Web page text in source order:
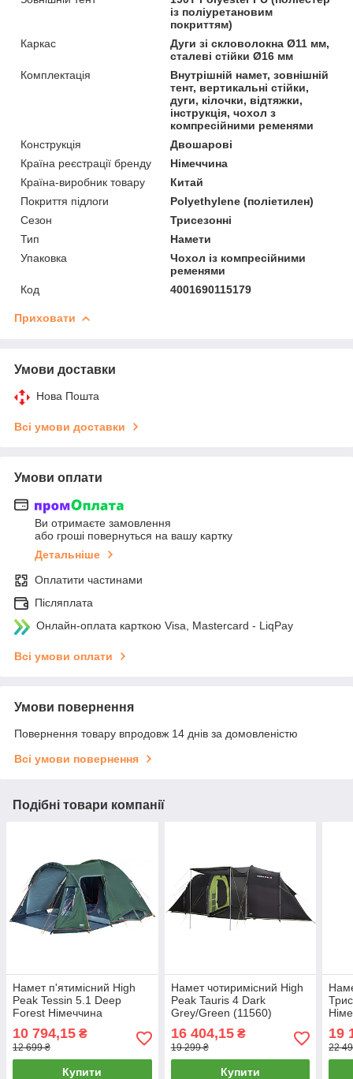
із поліуретановим
покриттям)
Каркас
Дуги зі скловолокна Ø11 мм,
сталеві стійки Ø16 мм
Комплектація
Внутрішній намет, зовнішній
тент, вертикальні стійки,
дуги, кілочки, відтяжки,
інструкція, чохол з
компресійними ременями
Конструкція
Двошарові
Країна реєстрації бренду
Німеччина
Країна-виробник товару
Китай
Покриття підлоги
Polyethylene (поліетилен)
Сезон
Трисезонні
Тип
Намети
Упаковка
Чохол із компресійними
ременями
Код
4001690115179
Приховати
Умови доставки
Нова Пошта
Всі умови доставки
Умови оплати
Ви отримаєте замовлення
або гроші повернуться на вашу картку
Детальніше
Оплатити частинами
Післяплата
Онлайн-оплата карткою Visa, Mastercard - LiqPay
Всі умови оплати
Умови повернення
Повернення товару впродовж 14 днів за домовленістю
Всі умови повернення
Подібні товари компанії
Намет п'ятимісний High
Peak Tessin 5.1 Deep
Forest Німеччина
10 794,15 ₴
12 699 ₴
Купити
Намет чотиримісний High
Peak Tauris 4 Dark
Grey/Green (11560)
16 404,15₴
19 299 ₴
Купити
19
22